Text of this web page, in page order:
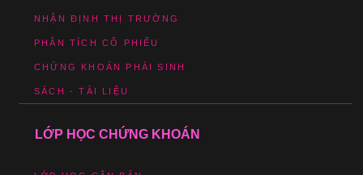
NHẬN ĐỊNH THỊ TRƯỜNG
PHÂN TÍCH CỔ PHIẾU
CHỨNG KHOÁN PHÁI SINH
SÁCH - TÀI LIỆU
LỚP HỌC CHỨNG KHOÁN